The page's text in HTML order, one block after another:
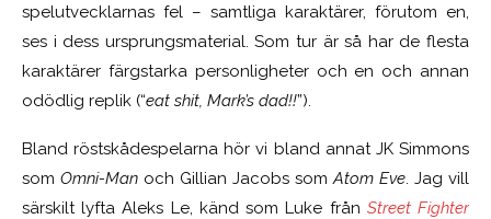
spelutvecklarnas fel – samtliga karaktärer, förutom en,
ses i dess ursprungsmaterial. Som tur är så har de flesta
karaktärer färgstarka personligheter och en och annan
odödlig replik (“eat shit, Mark’s dad!!”).
Bland röstskådespelarna hör vi bland annat JK Simmons
som Omni-Man och Gillian Jacobs somAtom Eve. Jag vill
särskilt lyfta Aleks Le, känd som Luke från Street Fighter